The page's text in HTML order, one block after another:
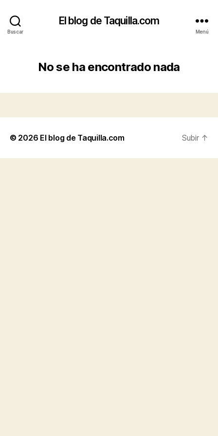
Buscar
El blog de Taquilla.com
Menú
No se ha encontrado nada
© 2026 El blog de Taquilla.com Subir ↑